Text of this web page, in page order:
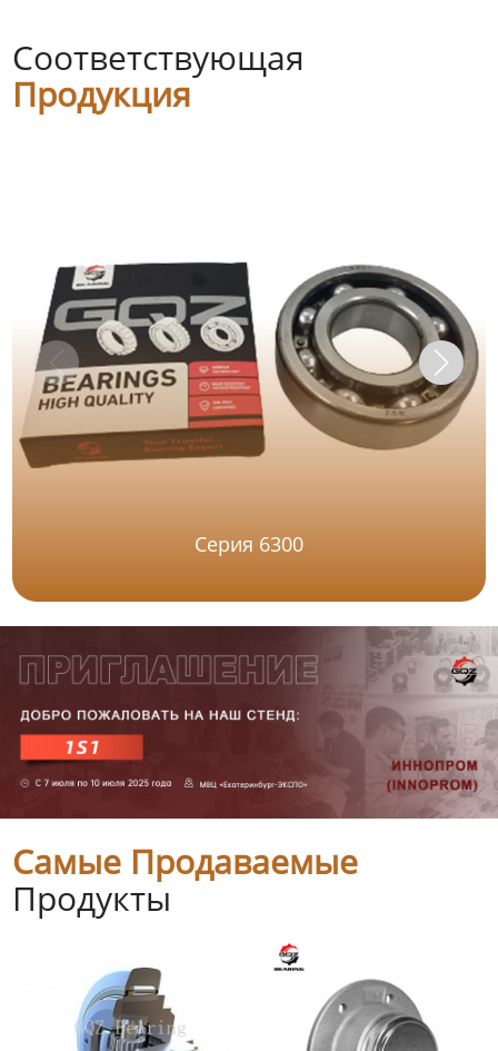
Соответствующая
Продукция
Серия 6300
Самые Продаваемые
Продукты